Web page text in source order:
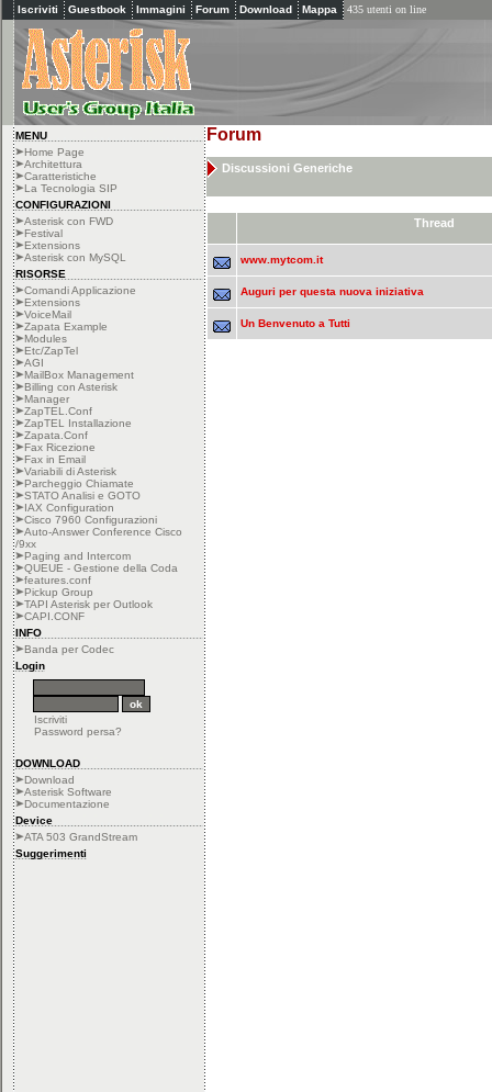
Iscriviti Guestbook Immagini Forum Download Mappa 435 utenti on line
MENU
Home Page
Architettura
Caratteristiche
La Tecnologia SIP
CONFIGURAZIONI
Asterisk con FWD
Festival
Extensions
Asterisk con MySQL
RISORSE
Comandi Applicazione
Extensions
VoiceMail
Zapata Example
Modules
Etc/ZapTel
AGI
MailBox Management
Billing con Asterisk
Manager
ZapTEL.Conf
ZapTEL Installazione
Zapata.Conf
Fax Ricezione
Fax in Email
Variabili di Asterisk
Parcheggio Chiamate
STATO Analisi e GOTO
IAX Configuration
Cisco 7960 Configurazioni
Auto-Answer Conference Cisco
/9xx
Paging and Intercom
QUEUE - Gestione della Coda
features.conf
Pickup Group
TAPI Asterisk per Outlook
CAPI.CONF
INFO
Banda per Codec
Login
Iscriviti
Password persa?
DOWNLOAD
Download
Asterisk Software
Documentazione
Device
ATA 503 GrandStream
Suggerimenti
Forum
Discussioni Generiche
Thread
www.mytcom.it
Auguri per questa nuova iniziativa
Un Benvenuto a Tutti